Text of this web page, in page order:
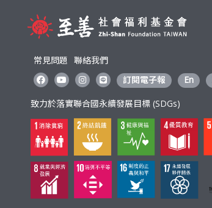
常見問題 聯絡我們
訂閱電子報
En
致力於落實聯合國永續發展目標 (SDGs)